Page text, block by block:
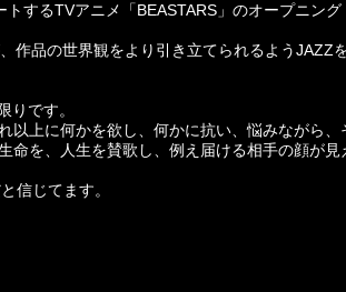
するTVアニメ「BEASTARS」のオープニン
作品の世界観をより引き立てられるよう
りです。
上に何かを欲し、何かに抗い、悩みながら
を、人生を賛歌し、例え届ける相手の顔が
信じてます。